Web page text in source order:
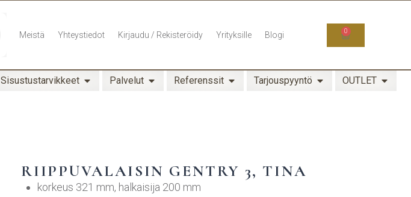
Meistä Yhteystiedot Kirjaudu / Rekisteröidy Yrityksille Blogi 0
Sisustustarvikkeet Palvelut Referenssit Tarjouspyyntö OUTLET
RIIPPUVALAISIN GENTRY 3, TINA
korkeus 321 mm, halkaisija 200 mm